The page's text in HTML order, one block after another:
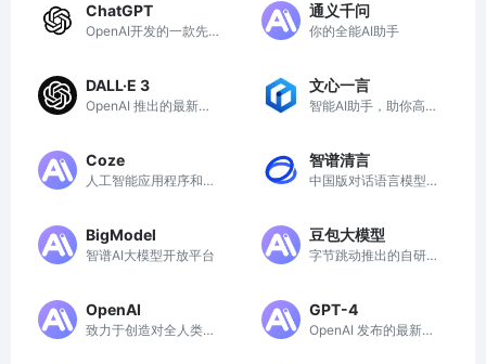
ChatGPT
OpenAI开发的一款先
通义千问
你的全能AI助手
DALL·E 3
OpenAI 推出的最新图
文心一言
智能AI助手，助你高效
Coze
人工智能应用程序和AI
智谱清言
中国版对话语言模型，
BigModel
智谱AI大模型开放平台
豆包大模型
字节跳动推出的自研大
OpenAI
致力于创造对全人类有
GPT-4
OpenAI 发布的最新一